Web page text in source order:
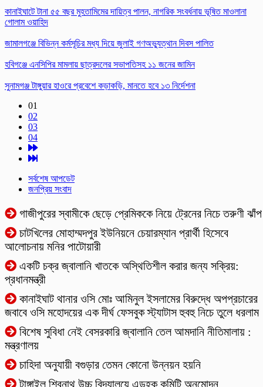
কানাইঘাটে টানা ৫৫ বছর মুহতামিমের দায়িত্ব পালন, নাগরিক সংবর্ধনায় ভূষিত মাওলানা
গোলাম ওয়াহিদ
জামালগঞ্জে বিভিন্ন কর্মসূচির মধ্য দিয়ে জুলাই গণঅভ্যুত্থান দিবস পালিত
হবিগঞ্জে এনসিপির মামলায় ছাত্রদলের সভাপতিসহ ১১ জনের জামিন
সুনামগঞ্জ টাঙ্গুয়ার হাওরে প্রবেশে কড়াকড়ি, মানতে হবে ১৩ নির্দেশনা
01
02
03
04
সর্বশেষ আপডেট
জনপ্রিয় সংবাদ
গাজীপুরের স্বামীকে ছেড়ে প্রেমিককে নিয়ে ট্রেনের নিচে তরুণী ঝাঁপ
চাটখিলের মোহাম্মদপুর ইউনিয়নে চেয়ারম্যান প্রার্থী হিসেবে
আলোচনায় মনির পাটোয়ারী
একটি চক্র জ্বালানি খাতকে অস্থিতিশীল করার জন্য সক্রিয়:
প্রধানমন্ত্রী
কানাইঘাট থানার ওসি মোঃ আমিনুল ইসলামের বিরুদ্ধে অপপ্রচারের
জবাবে ওসি মহোদয়ের এক দীর্ঘ ফেসবুক স্ট্যাটাস হুবহু নিচে তুলে
বিশেষ সুবিধা নেই বেসরকারি জ্বালানি তেল আমদানি নীতিমালায় :
মন্ত্রণালয়
চাহিদা অনুযায়ী বগুড়ার তেমন কোনো উন্নয়ন হয়নি
টাঙ্গাইল শিবনাথ উচ্চ বিদ্যালয়ে এডহক কমিটি অনুমোদন